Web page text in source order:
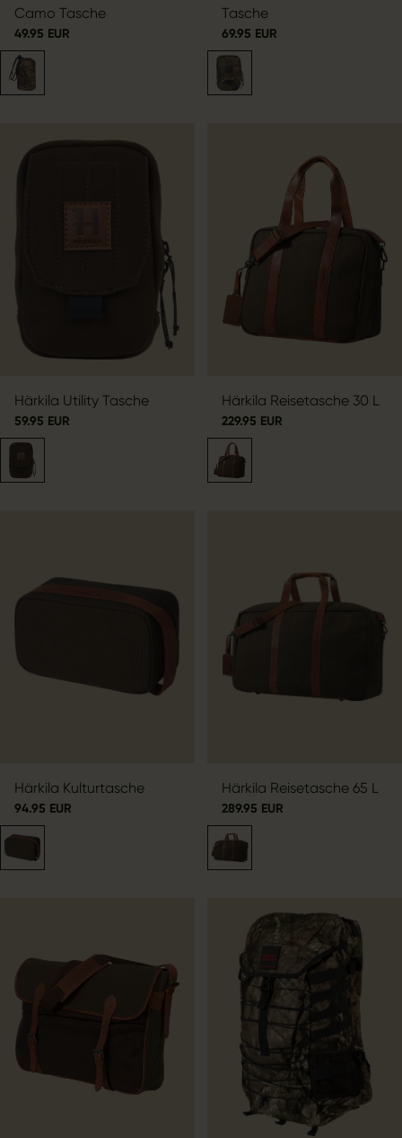
Camo Tasche
49.95 EUR
Tasche
69.95 EUR
Härkila Utility Tasche
59.95 EUR
Härkila Reisetasche 30 L
229.95 EUR
Härkila Kulturtasche
94.95 EUR
Härkila Reisetasche 65 L
289.95 EUR